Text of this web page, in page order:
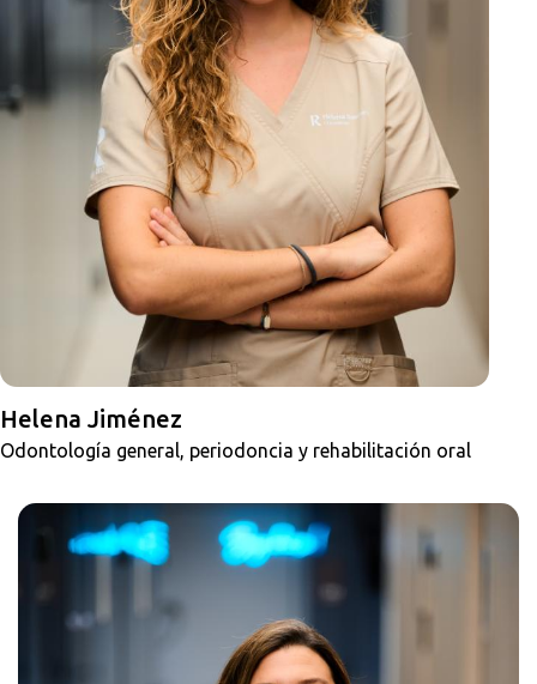
Helena Jiménez
Odontología general, periodoncia y rehabilitación oral